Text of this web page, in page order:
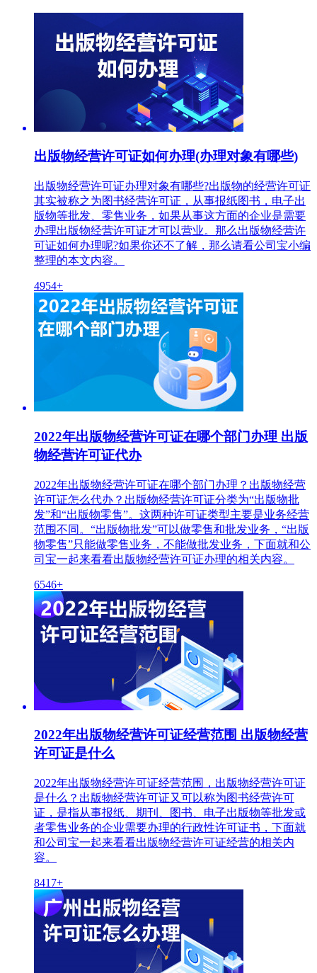
出版物经营许可证如何办理(办理对象有哪些)
出版物经营许可证办理对象有哪些?出版物的经营许可证
其实被称之为图书经营许可证，从事报纸图书，电子出
版物等批发、零售业务，如果从事这方面的企业是需要
办理出版物经营许可证才可以营业。那么出版物经营许
可证如何办理呢?如果你还不了解，那么请看公司宝小编
整理的本文内容。
4954+
2022年出版物经营许可证在哪个部门办理 出版
物经营许可证代办
2022年出版物经营许可证在哪个部门办理？出版物经营
许可证怎么代办？出版物经营许可证分类为“出版物批
发”和“出版物零售”。这两种许可证类型主要是业务经营
范围不同。“出版物批发”可以做零售和批发业务，“出版
物零售”只能做零售业务，不能做批发业务，下面就和公
司宝一起来看看出版物经营许可证办理的相关内容。
6546+
2022年出版物经营许可证经营范围 出版物经营
许可证是什么
2022年出版物经营许可证经营范围，出版物经营许可证
是什么？出版物经营许可证又可以称为图书经营许可
证，是指从事报纸、期刊、图书、电子出版物等批发或
者零售业务的企业需要办理的行政性许可证书，下面就
和公司宝一起来看看出版物经营许可证经营的相关内
容。
8417+